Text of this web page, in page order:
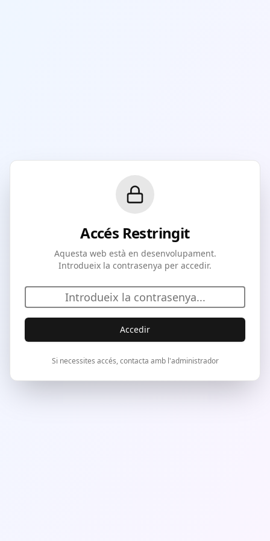
Accés Restringit
Aquesta web està en desenvolupament.
Introdueix la contrasenya per accedir.
Accedir
Si necessites accés, contacta amb l'administrador